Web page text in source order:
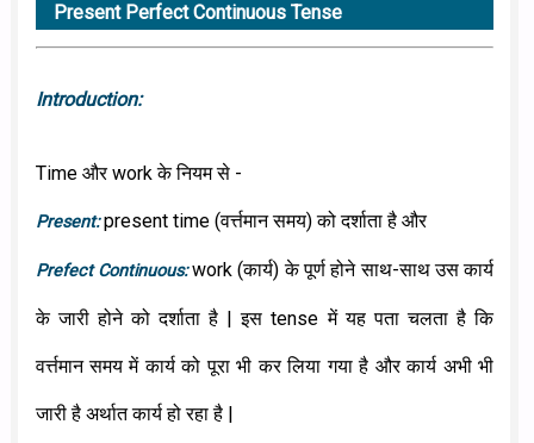
Present Perfect Continuous Tense
Introduction:
Time और work के नियम से -
Present:present time (वर्त्तमान समय) को दर्शाता है और
Prefect Continuous:work (कार्य) के पूर्ण होने साथ-साथ उस कार्य
के जारी होने को दर्शाता है | इस tense में यह पता चलता है कि
वर्त्तमान समय में कार्य को पूरा भी कर लिया गया है और कार्य अभी भी
जारी है अर्थात कार्य हो रहा है |